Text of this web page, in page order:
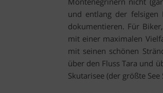
und entlang der felsigen
dokumentieren. Für
mit einer maximalen
mit seinen schönen
über den Fluss Tara und
Skutarisee (der größte